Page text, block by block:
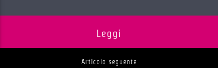
Leggi
Articolo seguente